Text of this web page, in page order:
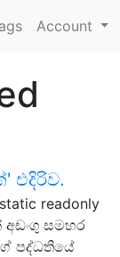
Account
එදිරිව.
readonly
සමහර
පද්ධතියේ